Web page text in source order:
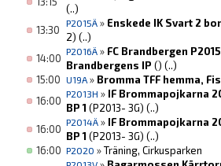
(..)
13:30
P2015Ä » Enskede IK Svart 2
2) (..)
14:00
P2016Ä » FC Brandbergen
Brandbergens IP () (..)
15:00 U19A » Bromma TFF hemma,
16:00
P2013H » IF Brommapojkarna
BP 1 (P2013- 3G) (..)
16:00
P2014Ä » IF Brommapojkarna
BP 1 (P2013- 3G) (..)
16:00 P2020 »Träning, Cirkusparken